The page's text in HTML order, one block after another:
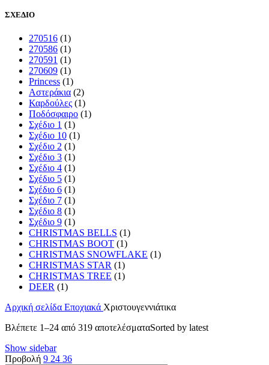
ΣΧΕΔΙΟ
270516 (1)
270586 (1)
270591 (1)
270609 (1)
Princess (1)
Αστεράκια (2)
Καρδούλες (1)
Ποδόσφαιρο (1)
Σχέδιο 1 (1)
Σχέδιο 10 (1)
Σχέδιο 2 (1)
Σχέδιο 3 (1)
Σχέδιο 4 (1)
Σχέδιο 5 (1)
Σχέδιο 6 (1)
Σχέδιο 7 (1)
Σχέδιο 8 (1)
Σχέδιο 9 (1)
CHRISTMAS BELLS (1)
CHRISTMAS BOOT (1)
CHRISTMAS SNOWFLAKE (1)
CHRISTMAS STAR (1)
CHRISTMAS TREE (1)
DEER (1)
Αρχική σελίδα Εποχιακά Χριστουγεννιάτικα
Βλέπετε 1–24 από 319 αποτελέσματαSorted by latest
Show sidebar
Προβολή 9 24 36